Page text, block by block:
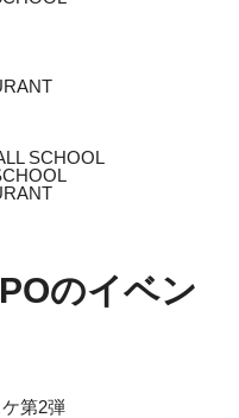
SCHOOL
のイベン
第2弾